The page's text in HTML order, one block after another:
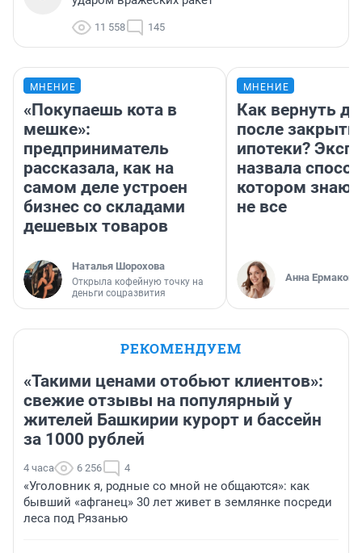
11 558 145
МНЕНИЕ
«Покупаешь кота в
мешке»:
предприниматель
рассказала, как на
самом деле устроен
бизнес со складами
дешевых товаров
Наталья Шорохова
Открыла кофейную точку на
деньги соцразвития
МНЕНИЕ
Как вернуть
после
ипотеки?
назвала
котором
не все
Анна Ермакова
РЕКОМЕНДУЕМ
«Такими ценами отобьют клиентов»:
свежие отзывы на популярный у
жителей Башкирии курорт и бассейн
за 1000 рублей
4 часа 6 256 4
«Уголовник я, родные со мной не общаются»: как
бывший «афганец» 30 лет живет в землянке посреди
леса под Рязанью